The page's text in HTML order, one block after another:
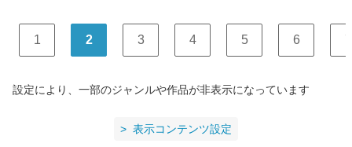
1 2 3 4 5 6 7
設定により、一部のジャンルや作品が非表示になっています
表示コンテンツ設定